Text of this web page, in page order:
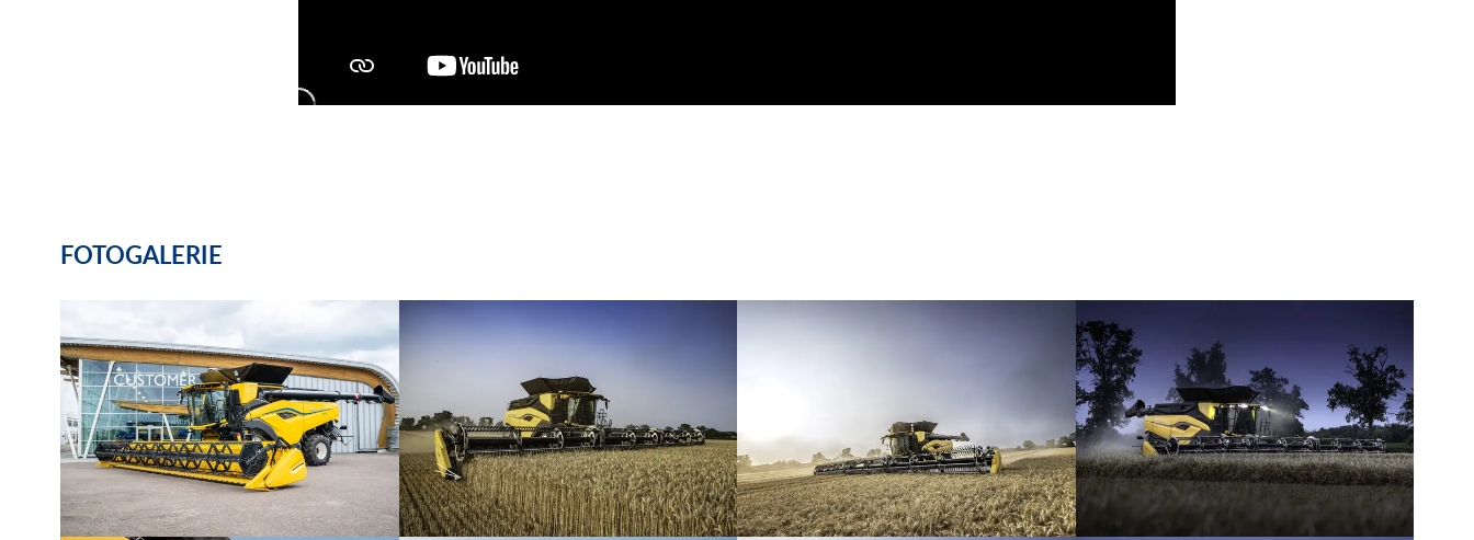
FOTOGALERIE